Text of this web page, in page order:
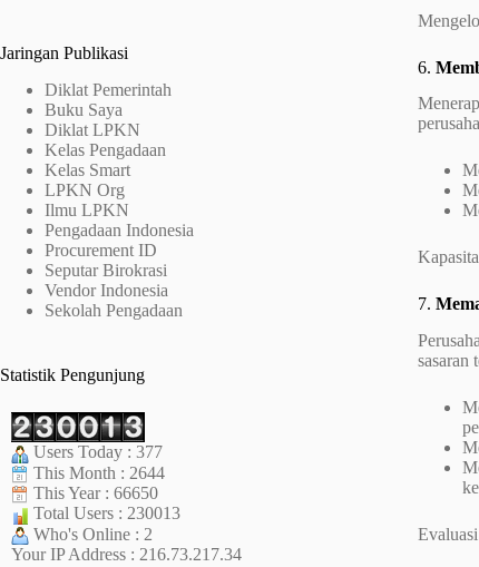
6.
7.
sasaran
Jaringan Publikasi
Diklat Pemerintah
Buku Saya
Diklat LPKN
Kelas Pengadaan
Kelas Smart
LPKN Org
Ilmu LPKN
Pengadaan Indonesia
Procurement ID
Seputar Birokrasi
Vendor Indonesia
Sekolah Pengadaan
Statistik Pengunjung
Users Today : 377
This Month : 2644
This Year : 66650
Total Users : 230013
Who's Online : 2
Your IP Address : 216.73.217.34